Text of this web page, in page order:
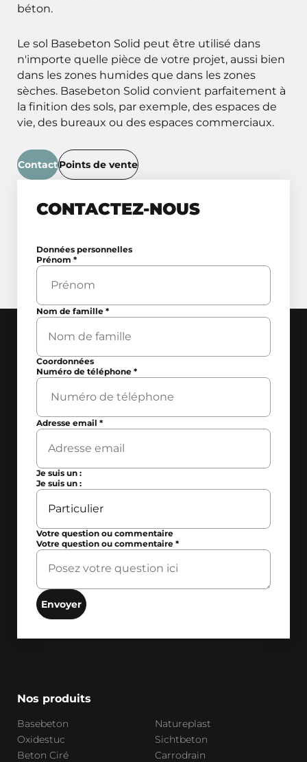
béton.
Le sol Basebeton Solid peut être utilisé dans
n'importe quelle pièce de votre projet, aussi bien
dans les zones humides que dans les zones
sèches. Basebeton Solid convient parfaitement à
la finition des sols, par exemple, des espaces de
vie, des bureaux ou des espaces commerciaux.
ContactPoints de vente
CONTACTEZ-NOUS
Données personnelles
Prénom*
Nom de famille*
Coordonnées
Numéro de téléphone*
Adresse email*
Je suis un :
Je suis un :
Votre question ou commentaire
Votre question ou commentaire*
Envoyer
Nos produits
Basebeton
Natureplast
Oxidestuc
Sichtbeton
Beton Ciré
Carrodrain